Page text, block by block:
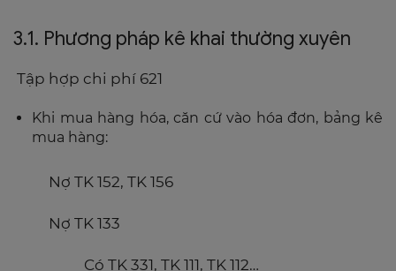
3.1. Phương pháp kê khai thường xuyên
Tập hợp chi phí 621
Khi mua hàng hóa, căn cứ vào hóa đơn, bảng kê
mua hàng:
Nợ TK 152, TK 156
Nợ TK 133
Có TK 331, TK 111, TK 112…